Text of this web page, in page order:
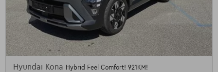
Hyundai Kona Hybrid Feel Comfort! 921KM!